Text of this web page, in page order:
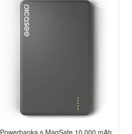
-13%
Powerbanka s MagSafe 10 000 mAh